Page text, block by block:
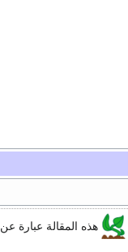
هذه المقالة عبارة عن